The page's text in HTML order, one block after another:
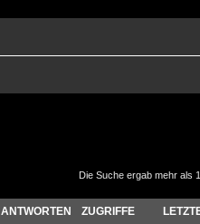
Die Suche ergab mehr als
ANTWORTEN ZUGRIFFE